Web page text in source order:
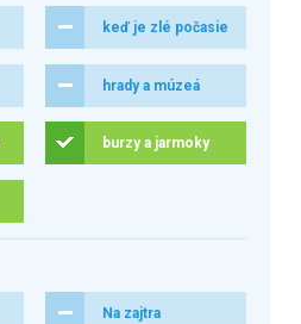
keď je zlé počasie
hrady a múzeá
burzy a jarmoky
Na zajtra